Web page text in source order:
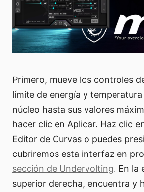
Primero, mueve los controles
límite de energía y
núcleo hasta sus valores
hacer clic en Aplicar. Haz clic
Editor de Curvas o puedes
cubriremos esta interfaz en
sección de Undervolting. En la
superior derecha, encuentra y